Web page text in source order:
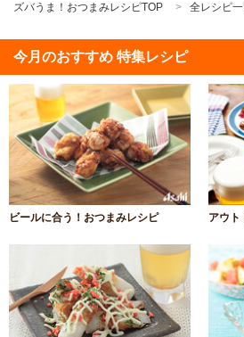
ズバうま！おつまみレシピTOP
全レシピ
今月のおすすめ 特集レシピ
ビールに合う！おつまみレシピ アウト